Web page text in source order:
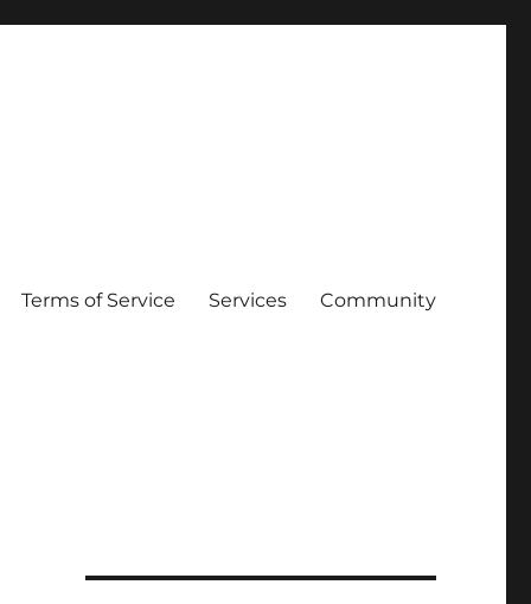
Terms of Service Services Community